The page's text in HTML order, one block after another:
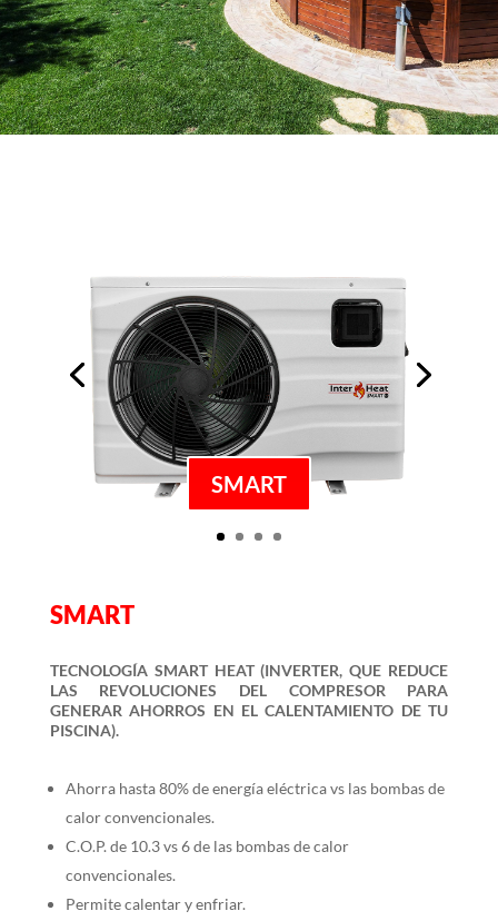
SMART
SMART
TECNOLOGÍA SMART HEAT (INVERTER, QUE REDUCE
LAS REVOLUCIONES DEL COMPRESOR PARA
GENERAR AHORROS EN EL CALENTAMIENTO DE TU
PISCINA).
Ahorra hasta 80% de energía eléctrica vs las bombas de
calor convencionales.
C.O.P. de 10.3 vs 6 de las bombas de calor
convencionales.
Permite calentar y enfriar.